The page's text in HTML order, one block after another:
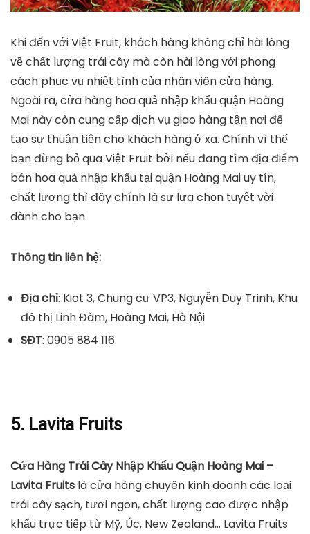
Khi đến với Việt Fruit, khách hàng không chỉ hài lòng
về chất lượng trái cây mà còn hài lòng với phong
cách phục vụ nhiệt tình của nhân viên cửa hàng.
Ngoài ra, cửa hàng hoa quả nhập khẩu quận Hoàng
Mai này còn cung cấp dịch vụ giao hàng tận nơi để
tạo sự thuận tiện cho khách hàng ở xa. Chính vì thế
bạn đừng bỏ qua Việt Fruit bởi nếu đang tìm địa điểm
bán hoa quả nhập khẩu tại quận Hoàng Mai uy tín,
chất lượng thì đây chính là sự lựa chọn tuyệt vời
dành cho bạn.
Thông tin liên hệ:
Địa chỉ: Kiot 3, Chung cư VP3, Nguyễn Duy Trinh, Khu
đô thị Linh Đàm, Hoàng Mai, Hà Nội
SĐT: 0905 884 116
5. Lavita Fruits
Cửa Hàng Trái Cây Nhập Khẩu Quận Hoàng Mai –
Lavita Fruits là cửa hàng chuyên kinh doanh các loại
trái cây sạch, tươi ngon, chất lượng cao được nhập
khẩu trực tiếp từ Mỹ, Úc, New Zealand,.. Lavita Fruits